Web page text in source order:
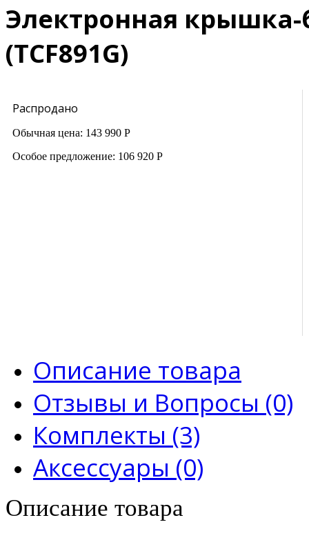
Электронная крышка-
(TCF891G)
Распродано
Обычная цена: 143 990 Р
Особое предложение: 106 920 Р
Описание товара
Отзывы и Вопросы (0)
Комплекты (3)
Аксессуары (0)
Описание товара